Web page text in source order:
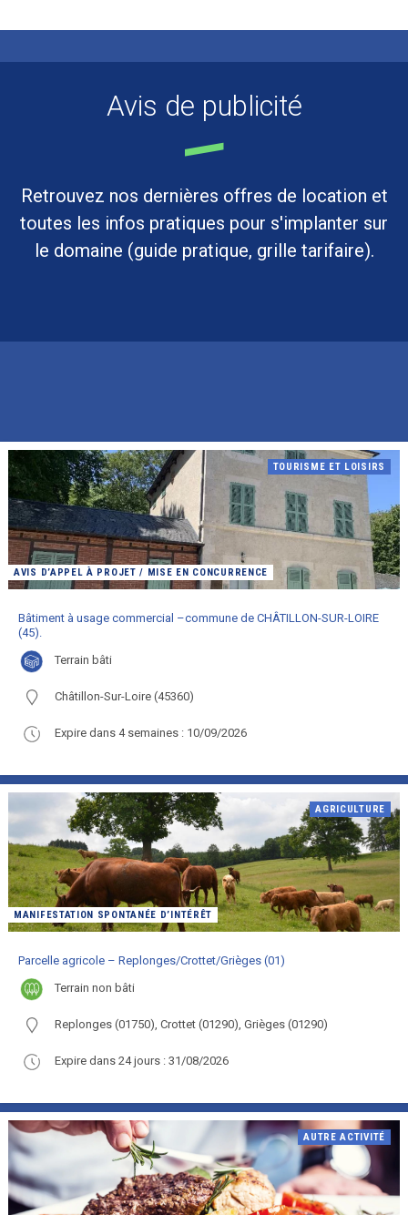
Avis de publicité
Retrouvez nos dernières offres de location et
toutes les infos pratiques pour s'implanter sur
le domaine (guide pratique, grille tarifaire).
TOURISME ET LOISIRS
AVIS D’APPEL À PROJET / MISE EN CONCURRENCE
Bâtiment à usage commercial –commune de CHÂTILLON-SUR-LOIRE
(45).
terrain bâti
Châtillon-Sur-Loire (45360)
Expire dans 4 semaines : 10/09/2026
AGRICULTURE
MANIFESTATION SPONTANÉE D’INTÉRÊT
Parcelle agricole – Replonges/Crottet/Grièges (01)
terrain non bâti
Replonges (01750), Crottet (01290), Grièges (01290)
Expire dans 24 jours : 31/08/2026
AUTRE ACTIVITÉ